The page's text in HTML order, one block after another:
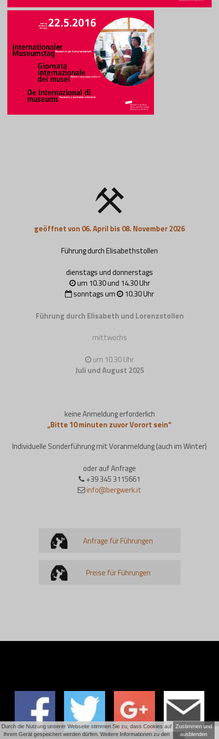
geöffnet von 06. April bis 08. November 2026
Führung durch Elisabethstollen
dienstags und donnerstags
um 10.30 und 14.30 Uhr
sonntags um
10.30 Uhr
Führung durch Elisabeth und Lorenzstollen
mittwochs
um 10.30 Uhr
Juli und August 2025
keine Anmeldung erforderlich
„Bitte 10 minuten zuvor Vorort sein“
Individuelle Sonderführung mit Voranmeldung (auch im Winter)
oder auf Anfrage
+39 345 3115661
info@bergwerk.it
Anfrage für Führungen
Preise für Führungen
Durch die Nutzung unserer Webseite stimmen Sie zu, dass Cookies auf
Ihrem Gerät gespeichert werden dürfen. Weitere Informationen zu den
Zustimmen und
ausblenden